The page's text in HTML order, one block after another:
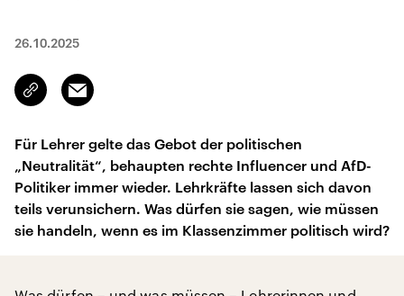
26.10.2025
Link
kopieren/teilen
Email
Für Lehrer gelte das Gebot der politischen
„Neutralität“, behaupten rechte Influencer und AfD-
Politiker immer wieder. Lehrkräfte lassen sich davon
teils verunsichern. Was dürfen sie sagen, wie müssen
sie handeln, wenn es im Klassenzimmer politisch wird?